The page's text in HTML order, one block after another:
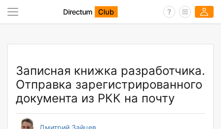
Записная книжка разработчика.
Отправка зарегистрированного
документа из РКК на почту